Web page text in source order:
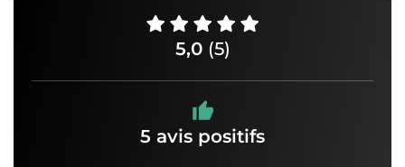
5,0 (5)
5 avis positifs